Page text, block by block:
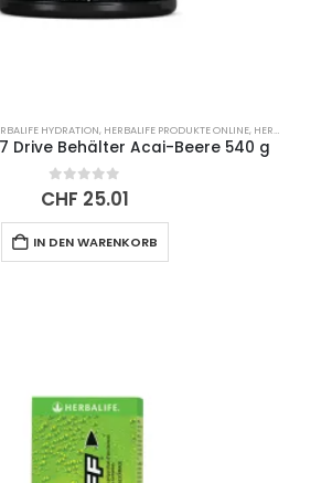
HYDRATION, HERBALIFE PRODUKTE ONLINE, HERBALIFE SPORT H24
Drive Behälter Acai-Beere 540 g
0out of 5
CHF 25.01
IN DEN WARENKORB